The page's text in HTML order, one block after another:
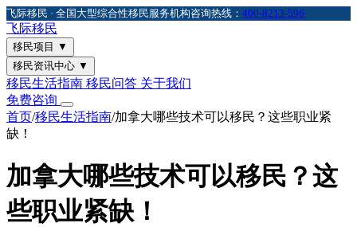
飞际移民 · 全国大型综合性移民服务机构咨询热线： 400-8213-596
飞际移民
移民项目 ▼
移民资讯中心 ▼
移民生活指南 移民问答 关于我们
免费咨询
首页/移民生活指南/加拿大哪些技术可以移民？这些职业紧
缺！
加拿大哪些技术可以移民？这
些职业紧缺！